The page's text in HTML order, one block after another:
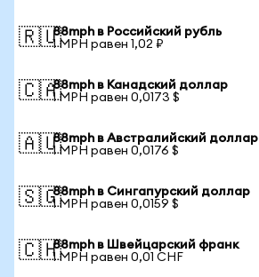
🇷🇺88mph в Российский рубль
1 MPH равен 1,02 ₽
🇨🇦88mph в Канадский доллар
1 MPH равен 0,0173 $
🇦🇺88mph в Австралийский доллар
1 MPH равен 0,0176 $
🇸🇬88mph в Сингапурский доллар
1 MPH равен 0,0159 $
🇨🇭88mph в Швейцарский франк
1 MPH равен 0,01 CHF